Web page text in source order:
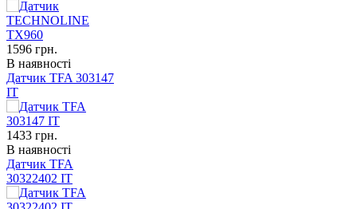
1596 грн.
В наявності
Датчик TFA 303147
IT
1433 грн.
В наявності
Датчик TFA
30322402 ІТ